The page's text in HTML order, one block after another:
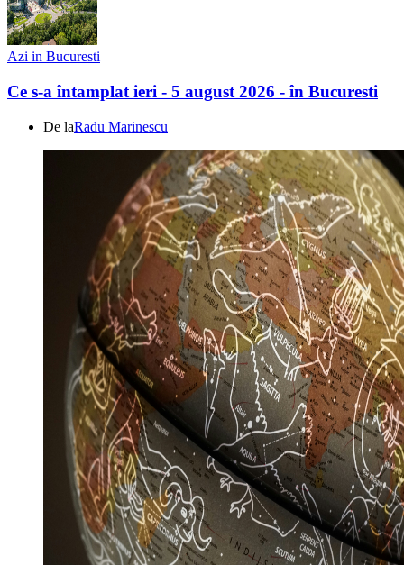
Azi in Bucuresti
Ce s-a întamplat ieri - 5 august 2026 - în Bucuresti
De laRadu Marinescu